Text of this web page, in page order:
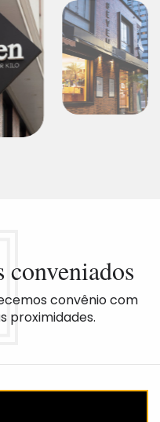
conveniados
convênio com
proximidades.